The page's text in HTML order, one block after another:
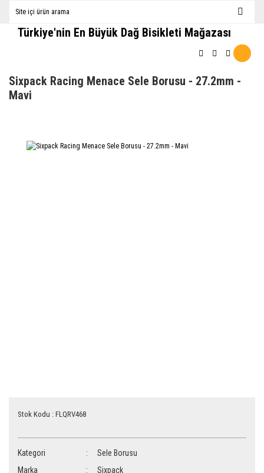
Türkiye'nin En Büyük Dağ Bisikleti Mağazası
Sixpack Racing Menace Sele Borusu - 27.2mm -
Mavi
Stok Kodu : FLQRV468
Kategori
Sele Borusu
Marka
Sixpack